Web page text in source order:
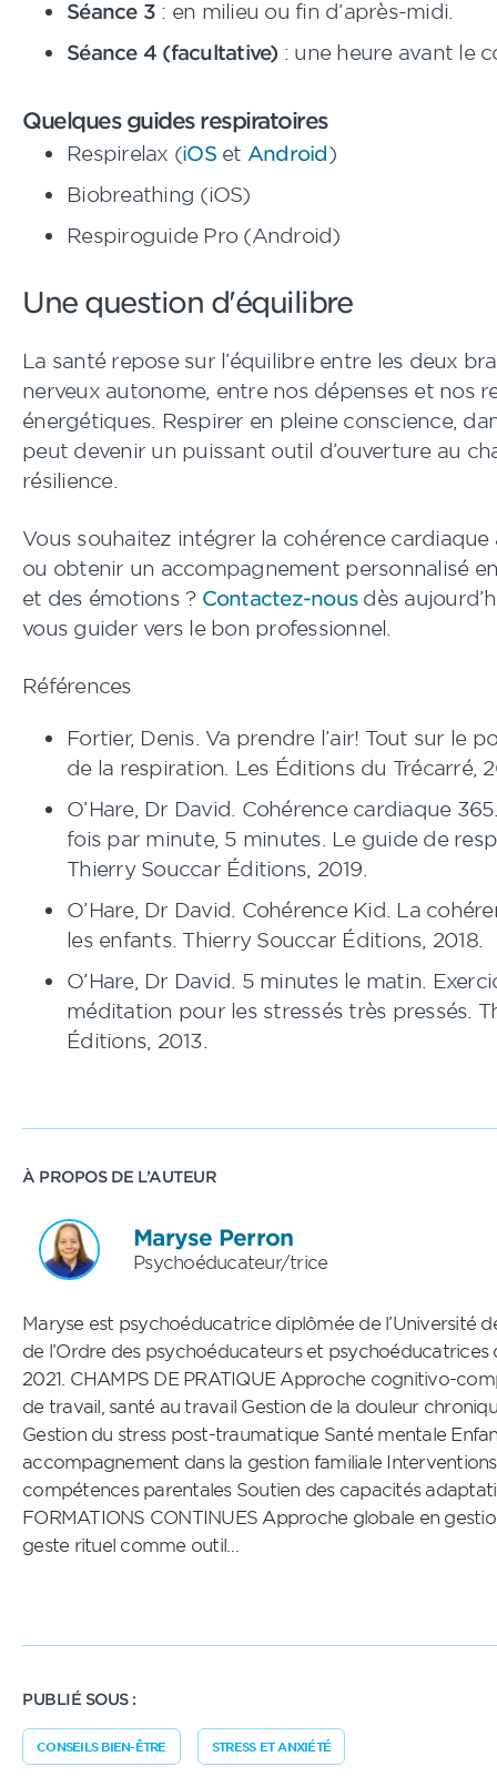
Séance 3 : en milieu ou fin d’après-midi.
Séance 4 (facultative) : une heure avant le
Quelques guides respiratoires
Respirelax (iOSet Android)
Biobreathing (iOS)
Respiroguide Pro (Android)
Une question d'équilibre
La santé repose sur l’équilibre entre les deux
nerveux autonome, entre nos dépenses et nos
énergétiques. Respirer en pleine conscience,
peut devenir un puissant outil d’ouverture au
résilience.
Vous souhaitez intégrer la cohérence
ou obtenir un accompagnement personnalisé
et des émotions ? Contactez-nousdès
vous guider vers le bon professionnel.
Références
Fortier, Denis. Va prendre l’air! Tout sur le
de la respiration. Les Éditions du Trécarré,
O’Hare, Dr David. Cohérence cardiaque
fois par minute, 5 minutes. Le guide de
Thierry Souccar Éditions, 2019.
O’Hare, Dr David. Cohérence Kid. La
les enfants. Thierry Souccar Éditions, 2018.
O’Hare, Dr David. 5 minutes le matin.
méditation pour les stressés très pressés.
Éditions, 2013.
À PROPOS DE L’AUTEUR
Maryse Perron
Psychoéducateur/trice
Maryse est psychoéducatrice diplômée de l’Université
de l’Ordre des psychoéducateurs et psychoéducatrices
2021. CHAMPS DE PRATIQUE Approche cognitivo-
de travail, santé au travail Gestion de la douleur
Gestion du stress post-traumatique Santé mentale
accompagnement dans la gestion familiale
compétences parentales Soutien des capacités
FORMATIONS CONTINUES Approche globale en
geste rituel comme outil…
PUBLIÉ SOUS :
CONSEILS BIEN-ÊTRE STRESS ET ANXIÉTÉ